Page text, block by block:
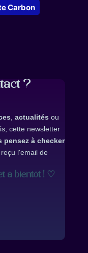
Carbon
?
,actualités ou
cette newsletter
pensez à checker
l'email de
à bientôt ! ♡